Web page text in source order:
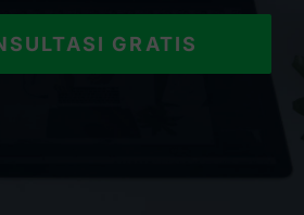
GRATIS